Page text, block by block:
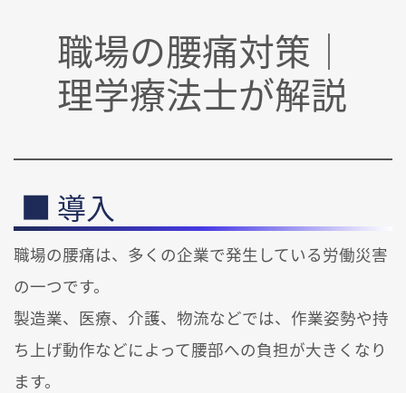
職場の腰痛対策｜
理学療法士が解説
導入
職場の腰痛は、多くの企業で発生している労働災害
の一つです。
製造業、医療、介護、物流などでは、作業姿勢や持
ち上げ動作などによって腰部への負担が大きくなり
ます。